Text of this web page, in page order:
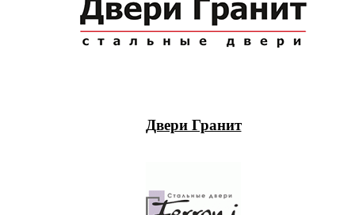
Двери Гранит